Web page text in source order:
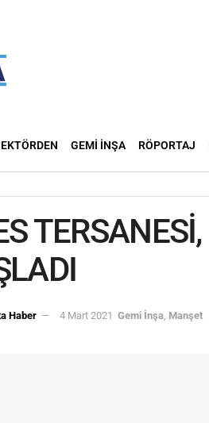
GEMI İNŞA RÖPORTAJ
Haber 4 Mart 2021 Gemi İnşa Manşet